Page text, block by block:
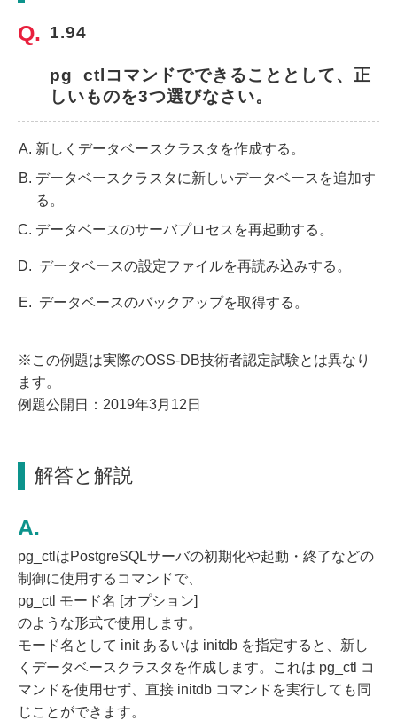
1.94
pg_ctlコマンドでできることとして、正
しいものを3つ選びなさい。
新しくデータベースクラスタを作成する。
データベースクラスタに新しいデータベースを追加す
る。
データベースのサーバプロセスを再起動する。
データベースの設定ファイルを再読み込みする。
データベースのバックアップを取得する。
※この例題は実際のOSS-DB技術者認定試験とは異なり
ます。
例題公開日：2019年3月12日
解答と解説
pg_ctlはPostgreSQLサーバの初期化や起動・終了などの
制御に使用するコマンドで、
pg_ctl モード名 [オプション]
のような形式で使用します。
モード名として init あるいは initdb を指定すると、新し
くデータベースクラスタを作成します。これは pg_ctl コ
マンドを使用せず、直接 initdb コマンドを実行しても同
じことができます。